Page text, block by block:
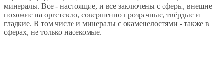
минералы. Все - настоящие, и все заключены с сферы, внешне
похожие на оргстекло, совершенно прозрачные, твёрдые и
гладкие. В том числе и минералы с окаменелостями - также в
сферах, не только насекомые.